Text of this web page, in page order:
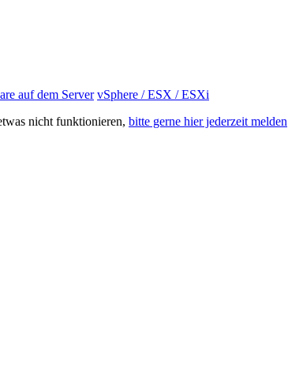
auf dem Server vSphere / ESX / ESXi
nicht funktionieren, bitte gerne hier jederzeit melden